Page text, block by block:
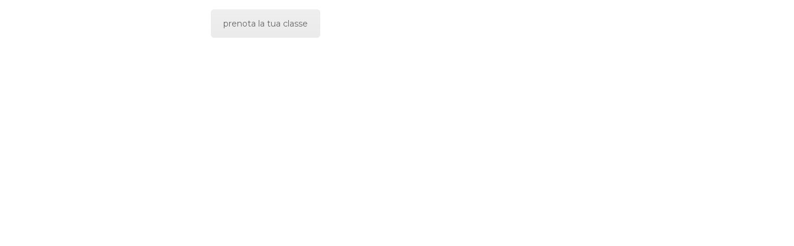
prenota la tua classe